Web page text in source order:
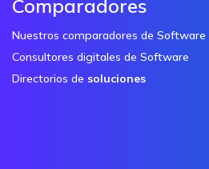
Comparadores
Nuestros comparadores de Software
Consultores digitales de Software
Directorios de soluciones